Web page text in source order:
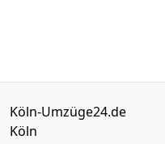
Köln-Umzüge24.de
Köln